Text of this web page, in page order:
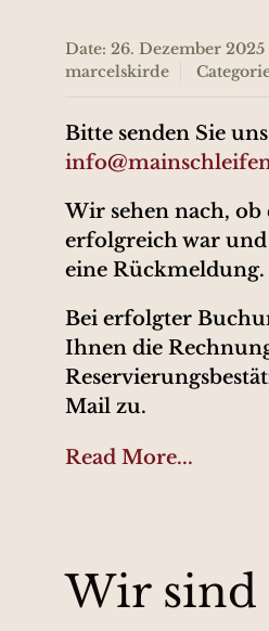
Date: 26. Dezember 2025
marcelskirde
Bitte senden Sie
Wir sehen nach,
erfolgreich war
eine Rückmeldung.
Bei erfolgter
Ihnen die
Mail zu.
Read More...
Wir sind